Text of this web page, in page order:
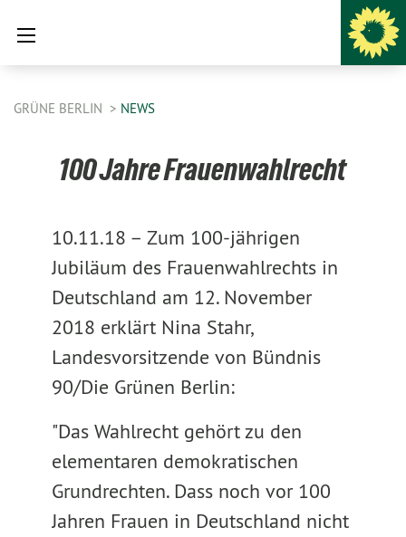
GRÜNE BERLIN NEWS
100 Jahre Frauenwahlrecht
10.11.18 – Zum 100-jährigen
Jubiläum des Frauenwahlrechts in
Deutschland am 12. November
2018 erklärt Nina Stahr,
Landesvorsitzende von Bündnis
90/Die Grünen Berlin:
"Das Wahlrecht gehört zu den
elementaren demokratischen
Grundrechten. Dass noch vor 100
Jahren Frauen in Deutschland nicht